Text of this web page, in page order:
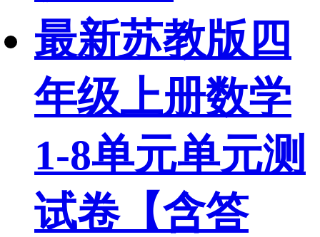
最新苏教版四
年级上册数学
1-8单元单元测
试卷【含答